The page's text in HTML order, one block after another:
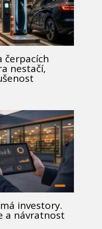
čerpacích
nestačí,
investory.
a návratnost